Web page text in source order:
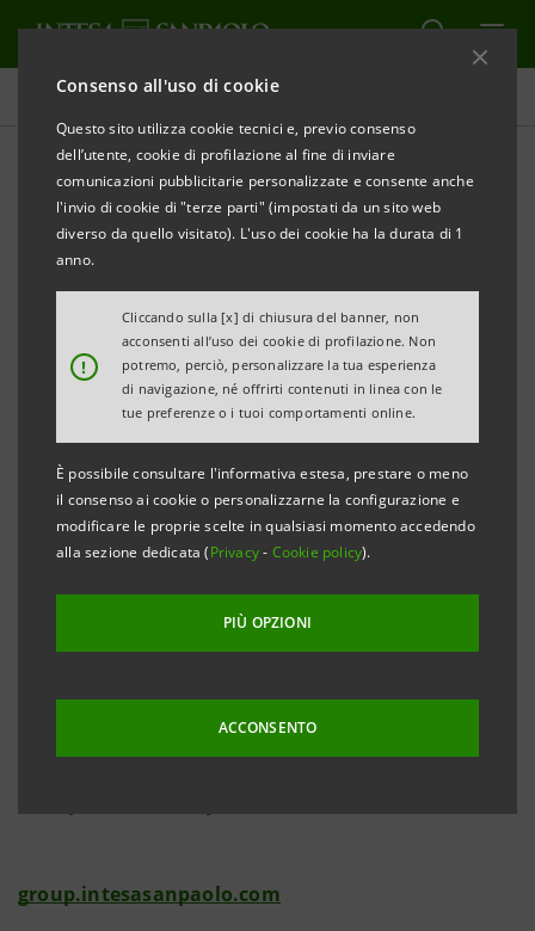
Consenso all'uso di cookie
Questo sito utilizza cookie tecnici e, previo consenso
dell’utente, cookie di profilazione al fine di inviare
comunicazioni pubblicitarie personalizzate e consente anche
l'invio di cookie di "terze parti" (impostati da un sito web
diverso da quello visitato). L'uso dei cookie ha la durata di 1
anno.
!
Cliccando sulla [x] di chiusura del banner, non
acconsenti all’uso dei cookie di profilazione. Non
potremo, perciò, personalizzare la tua esperienza
di navigazione, né offrirti contenuti in linea con le
tue preferenze o i tuoi comportamenti online.
È possibile consultare l'informativa estesa, prestare o meno
il consenso ai cookie o personalizzarne la configurazione e
modificare le proprie scelte in qualsiasi momento accedendo
alla sezione dedicata (Privacy- Cookie policy).
PIÙ OPZIONI
ACCONSENTO
Comunicati stampa
STAMPA AGGIORNA
INTESA SANPAOLO: AVVISO DI PUBBLICAZIONE DI
DOCUMENTI
ottemperanza alla vigente normativa, è stato reso
disponibile in data odierna presso la Sede sociale
nonché nel meccanismo di stoccaggio autorizzato
eMarket Storagee nel sito
group.intesasanpaolo.com
Dealing.
group.intesasanpaolo.com